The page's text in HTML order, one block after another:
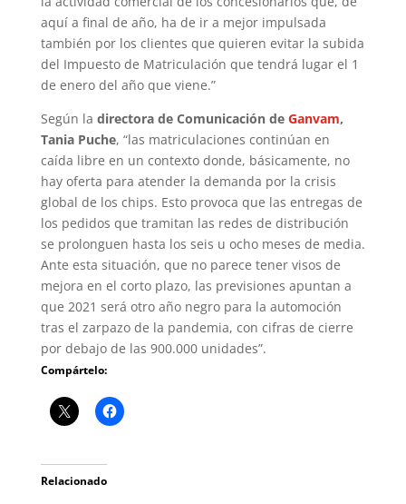
aquí a final de año, ha de ir a mejor impulsada
también por los clientes que quieren evitar la subida
del Impuesto de Matriculación que tendrá lugar el 1
de enero del año que viene.”
Según la directora de Comunicación de Ganvam,
Tania Puche, “las matriculaciones continúan en
caída libre en un contexto donde, básicamente, no
hay oferta para atender la demanda por la crisis
global de los chips. Esto provoca que las entregas de
los pedidos que tramitan las redes de distribución
se prolonguen hasta los seis u ocho meses de media.
Ante esta situación, que no parece tener visos de
mejora en el corto plazo, las previsiones apuntan a
que 2021 será otro año negro para la automoción
tras el zarpazo de la pandemia, con cifras de cierre
por debajo de las 900.000 unidades”.
Compártelo:
Relacionado